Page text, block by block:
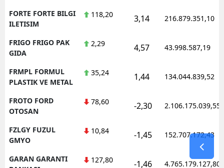
FORTE FORTE BILGI
ILETISIM
118,20 3,14 216.879.351,10
FRIGO FRIGO PAK
GIDA
2,29 4,57 43.998.587,19
FRMPL FORMUL
PLASTIK VE METAL
35,24 1,44 134.044.839,52
FROTO FORD
OTOSAN
78,60 -2,30 2.106.175.039,55
FZLGY FUZUL
GMYO
10,84 -1,45 152.707.172,43
GARAN GARANTI
127,80 -1,46 4.765.179.127,80